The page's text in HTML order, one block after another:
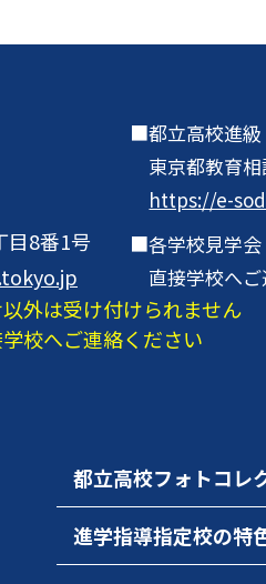
8番1号
都立高校進
東京都教育相
https://e-
各学校見学会
直接学校へ
外は受け付けられません
校へご連絡ください
都立高校フォトコレ
進学指導指定校の特